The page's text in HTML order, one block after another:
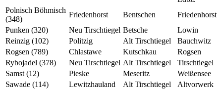
Polnisch Böhmisch
(348)
Friedenhorst Bentschen
Friedenhorst
Punken (320)
Neu Tirschtiegel Betsche
Lowin
Reinzig (102)
Politzig Alt Tirschtiegel
Bauchwitz
Rogsen (789)
Chlastawe Kutschkau
Rogsen
Rybojadel (378)
Neu Tirschtiegel Alt Tirschtiegel
Tirschtiegel
Samst (12)
Pieske Meseritz
Weißensee
Sawade (114)
Lewitzhauland Alt Tirschtiegel
Altvorwerk